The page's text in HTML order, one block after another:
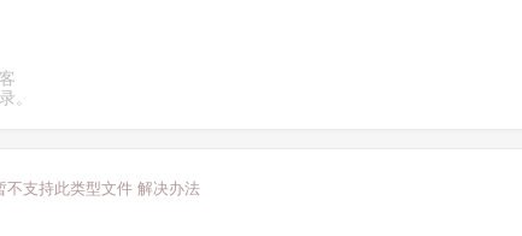
。
不支持此类型文件 解决办法